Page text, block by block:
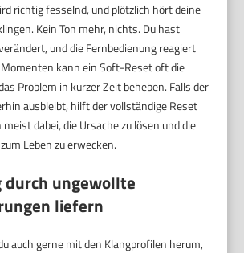
richtig fesselnd, und plötzlich hört deine
Kein Ton mehr, nichts. Du hast
und die Fernbedienung reagiert
kann ein Soft-Reset oft die
Problem in kurzer Zeit beheben. Falls der
ausbleibt, hilft der vollständige Reset
dabei, die Ursache zu lösen und die
Leben zu erwecken.
ungewollte
liefern
auch gerne mit den Klangprofilen herum,